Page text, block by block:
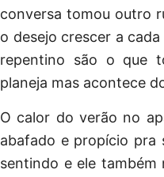
conversa tomou outro
o desejo crescer a cada
repentino são o que
planeja mas acontece
O calor do verão no
abafado e propício pra
sentindo e ele também